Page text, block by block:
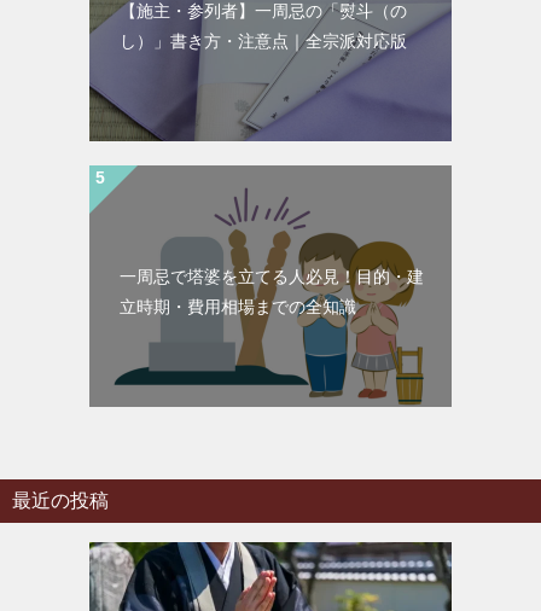
【施主・参列者】一周忌の「熨斗（の
し）」書き方・注意点｜全宗派対応版
一周忌で塔婆を立てる人必見！目的・建
立時期・費用相場までの全知識
最近の投稿